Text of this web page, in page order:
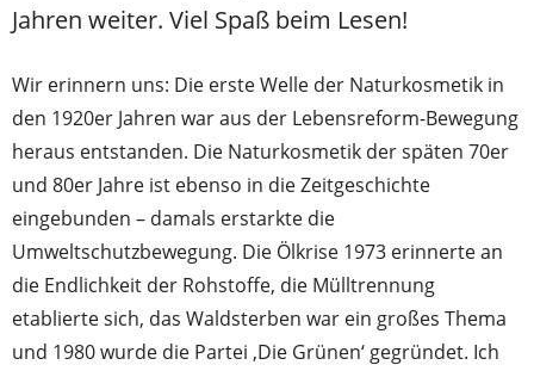
Jahren weiter. Viel Spaß beim Lesen!
Wir erinnern uns: Die erste Welle der Naturkosmetik in
den 1920er Jahren war aus der Lebensreform-Bewegung
heraus entstanden. Die Naturkosmetik der späten 70er
und 80er Jahre ist ebenso in die Zeitgeschichte
eingebunden – damals erstarkte die
Umweltschutzbewegung. Die Ölkrise 1973 erinnerte an
die Endlichkeit der Rohstoffe, die Mülltrennung
etablierte sich, das Waldsterben war ein großes Thema
und 1980 wurde die Partei ‚Die Grünen‘ gegründet. Ich